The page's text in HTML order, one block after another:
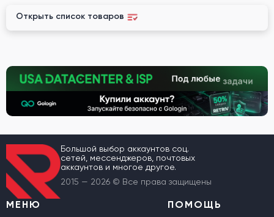
Открыть список товаров
Большой выбор аккаунтов соц.
сетей, мессенджеров, почтовых
аккаунтов и многое другое.
2015 — 2026 © Все права защищены
МЕНЮ ПОМОЩЬ